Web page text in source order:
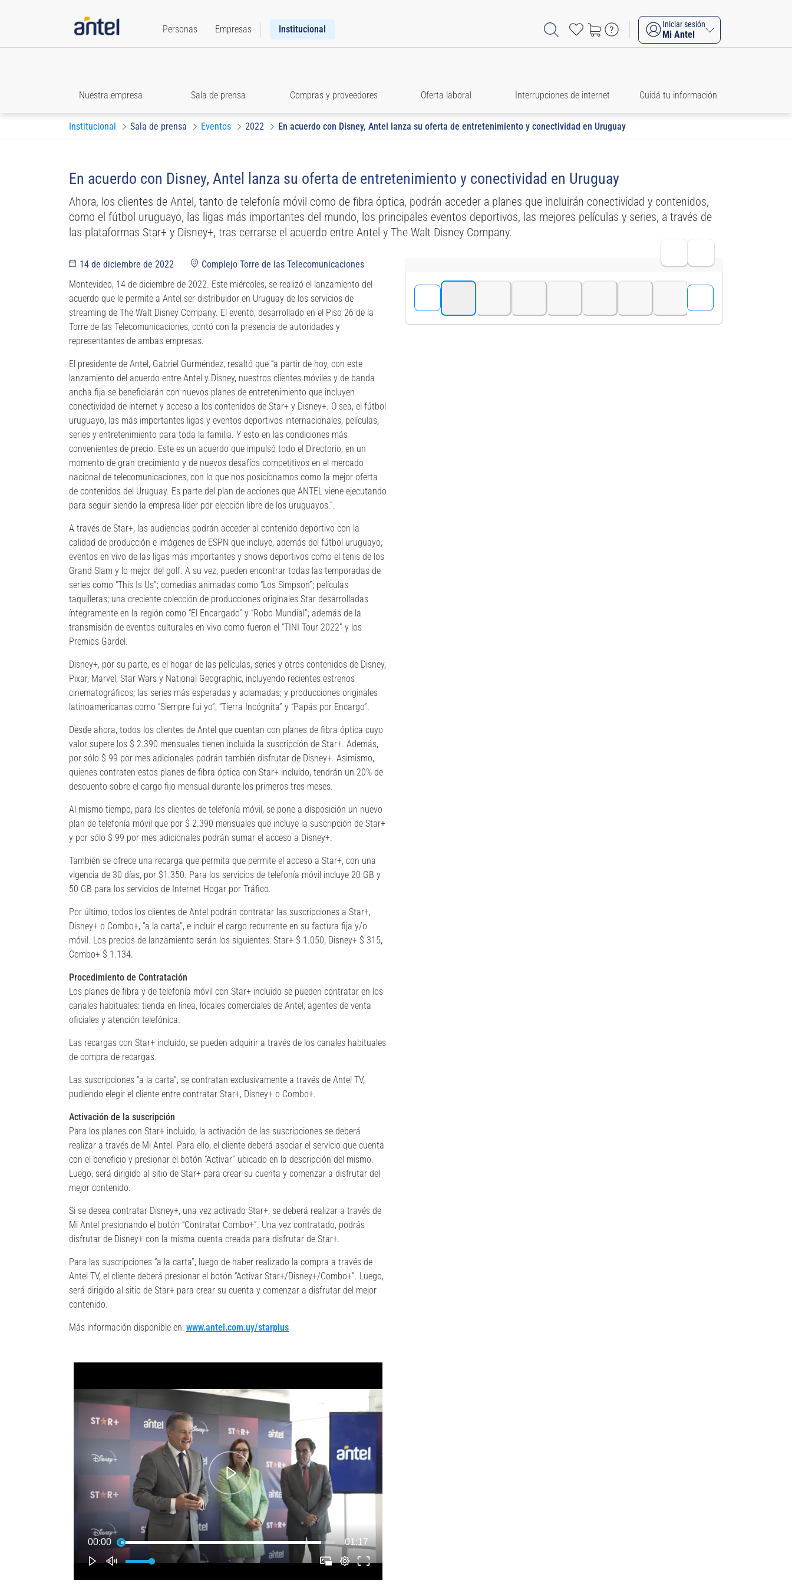
Personas Empresas Institucional Iniciar sesión
Mi Antel
Nuestra empresa Sala de prensa Compras y proveedores Oferta laboral Interrupciones de internet Cuidá tu información
Institucional Sala de prensa Eventos 2022 En acuerdo con Disney, Antel lanza su oferta de entretenimiento y conectividad en Uruguay
En acuerdo con Disney, Antel lanza su oferta de entretenimiento y conectividad en Uruguay
Ahora, los clientes de Antel, tanto de telefonía móvil como de fibra óptica, podrán acceder a planes que incluirán conectividad y contenidos,
como el fútbol uruguayo, las ligas más importantes del mundo, los principales eventos deportivos, las mejores películas y series, a través de
las plataformas Star+ y Disney+, tras cerrarse el acuerdo entre Antel y The Walt Disney Company.
14 de diciembre de 2022
Complejo Torre de las Telecomunicaciones
Montevideo, 14 de diciembre de 2022. Este miércoles, se realizó el lanzamiento del
acuerdo que le permite a Antel ser distribuidor en Uruguay de los servicios de
streaming de The Walt Disney Company. El evento, desarrollado en el Piso 26 de la
Torre de las Telecomunicaciones, contó con la presencia de autoridades y
representantes de ambas empresas.
El presidente de Antel, Gabriel Gurméndez, resaltó que “a partir de hoy, con este
lanzamiento del acuerdo entre Antel y Disney, nuestros clientes móviles y de banda
ancha fija se beneficiarán con nuevos planes de entretenimiento que incluyen
conectividad de internet y acceso a los contenidos de Star+ y Disney+. O sea, el fútbol
uruguayo, las más importantes ligas y eventos deportivos internacionales, películas,
series y entretenimiento para toda la familia. Y esto en las condiciones más
convenientes de precio. Este es un acuerdo que impulsó todo el Directorio, en un
momento de gran crecimiento y de nuevos desafíos competitivos en el mercado
nacional de telecomunicaciones, con lo que nos posicionamos como la mejor oferta
de contenidos del Uruguay. Es parte del plan de acciones que ANTEL viene ejecutando
para seguir siendo la empresa líder por elección libre de los uruguayos.”.
A través de Star+, las audiencias podrán acceder al contenido deportivo con la
calidad de producción e imágenes de ESPN que incluye, además del fútbol uruguayo,
eventos en vivo de las ligas más importantes y shows deportivos como el tenis de los
Grand Slam y lo mejor del golf. A su vez, pueden encontrar todas las temporadas de
series como “This Is Us”; comedias animadas como “Los Simpson”; películas
taquilleras; una creciente colección de producciones originales Star desarrolladas
íntegramente en la región como “El Encargado” y “Robo Mundial”; además de la
transmisión de eventos culturales en vivo como fueron el “TINI Tour 2022” y los
Premios Gardel.
Disney+, por su parte, es el hogar de las películas, series y otros contenidos de Disney,
Pixar, Marvel, Star Wars y National Geographic, incluyendo recientes estrenos
cinematográficos; las series más esperadas y aclamadas; y producciones originales
latinoamericanas como “Siempre fui yo”, “Tierra Incógnita” y “Papás por Encargo”.
Desde ahora, todos los clientes de Antel que cuentan con planes de fibra óptica cuyo
valor supere los $ 2.390 mensuales tienen incluida la suscripción de Star+. Además,
por sólo $ 99 por mes adicionales podrán también disfrutar de Disney+. Asimismo,
quienes contraten estos planes de fibra óptica con Star+ incluido, tendrán un 20% de
descuento sobre el cargo fijo mensual durante los primeros tres meses.
Al mismo tiempo, para los clientes de telefonía móvil, se pone a disposición un nuevo
plan de telefonía móvil que por $ 2.390 mensuales que incluye la suscripción de Star+
y por sólo $ 99 por mes adicionales podrán sumar el acceso a Disney+.
También se ofrece una recarga que permita que permite el acceso a Star+, con una
vigencia de 30 días, por $1.350. Para los servicios de telefonía móvil incluye 20 GB y
50 GB para los servicios de Internet Hogar por Tráfico.
Por último, todos los clientes de Antel podrán contratar las suscripciones a Star+,
Disney+ o Combo+, “a la carta”, e incluir el cargo recurrente en su factura fija y/o
móvil. Los precios de lanzamiento serán los siguientes: Star+ $ 1.050, Disney+ $ 315,
Combo+ $ 1.134.
Procedimiento de Contratación
Los planes de fibra y de telefonía móvil con Star+ incluido se pueden contratar en los
canales habituales: tienda en línea, locales comerciales de Antel, agentes de venta
oficiales y atención telefónica.
Las recargas con Star+ incluido, se pueden adquirir a través de los canales habituales
de compra de recargas.
Las suscripciones “a la carta”, se contratan exclusivamente a través de Antel TV,
pudiendo elegir el cliente entre contratar Star+, Disney+ o Combo+.
Activación de la suscripción
Para los planes con Star+ incluido, la activación de las suscripciones se deberá
realizar a través de Mi Antel. Para ello, el cliente deberá asociar el servicio que cuenta
con el beneficio y presionar el botón “Activar” ubicado en la descripción del mismo.
Luego, será dirigido al sitio de Star+ para crear su cuenta y comenzar a disfrutar del
mejor contenido.
Si se desea contratar Disney+, una vez activado Star+, se deberá realizar a través de
Mi Antel presionando el botón “Contratar Combo+”. Una vez contratado, podrás
disfrutar de Disney+ con la misma cuenta creada para disfrutar de Star+.
Para las suscripciones “a la carta”, luego de haber realizado la compra a través de
Antel TV, el cliente deberá presionar el botón “Activar Star+/Disney+/Combo+”. Luego,
será dirigido al sitio de Star+ para crear su cuenta y comenzar a disfrutar del mejor
contenido.
Más información disponible en: www.antel.com.uy/starplus